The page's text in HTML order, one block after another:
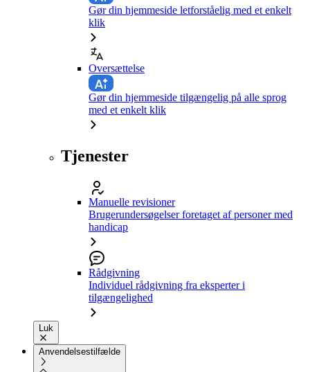
Gør din hjemmeside letforståelig med et enkelt
klik
Oversættelse
Gør din hjemmeside tilgængelig på alle sprog
med et enkelt klik
Tjenester
Manuelle revisioner
Brugerundersøgelser foretaget af personer med
handicap
Rådgivning
Individuel rådgivning fra eksperter i
tilgængelighed
Luk
Anvendelsestilfælde